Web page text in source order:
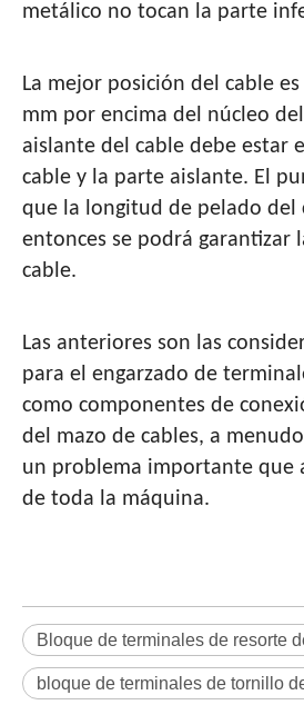
metálico no tocan la parte
La mejor posición del cable
mm por encima del núcleo
aislante del cable debe estar
cable y la parte aislante. El
que la longitud de pelado del
entonces se podrá garantizar
cable.
Las anteriores son las
para el engarzado de
como componentes de
del mazo de cables, a
un problema importante que
de toda la máquina.
Bloque de terminales de resorte
bloque de terminales de tornillo